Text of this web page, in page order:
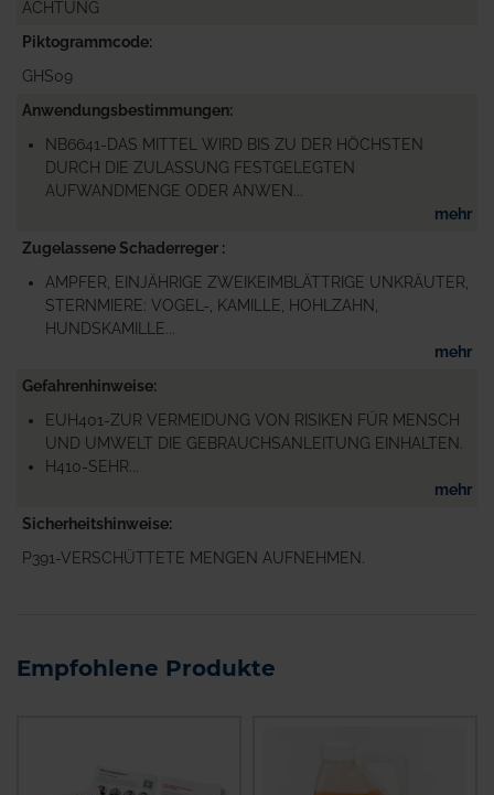
ACHTUNG
Piktogrammcode
GHS09
Anwendungsbestimmungen
NB6641-DAS MITTEL WIRD BIS ZU DER HÖCHSTEN
DURCH DIE ZULASSUNG FESTGELEGTEN
AUFWANDMENGE ODER ANWEN...
mehr
Zugelassene Schaderreger
AMPFER, EINJÄHRIGE ZWEIKEIMBLÄTTRIGE UNKRÄUTER,
STERNMIERE: VOGEL-, KAMILLE, HOHLZAHN,
HUNDSKAMILLE...
mehr
Gefahrenhinweise
EUH401-ZUR VERMEIDUNG VON RISIKEN FÜR MENSCH
UND UMWELT DIE GEBRAUCHSANLEITUNG EINHALTEN.
H410-SEHR...
mehr
Sicherheitshinweise
P391-VERSCHÜTTETE MENGEN AUFNEHMEN.
Empfohlene Produkte